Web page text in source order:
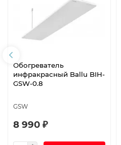
Обогреватель
инфракрасный Ballu BIH-
GSW-0.8
GSW
8 990 ₽